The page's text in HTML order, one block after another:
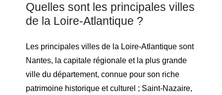
Quelles sont les principales villes
de la Loire-Atlantique ?
Les principales villes de la Loire-Atlantique sont
Nantes, la capitale régionale et la plus grande
ville du département, connue pour son riche
patrimoine historique et culturel ; Saint-Nazaire,